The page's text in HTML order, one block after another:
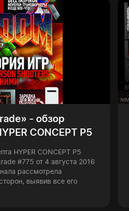
- обзор
CONCEPT P5
HYPER CONCEPT P5
#775 от 4 августа 2016
рассмотрела
выявив все его